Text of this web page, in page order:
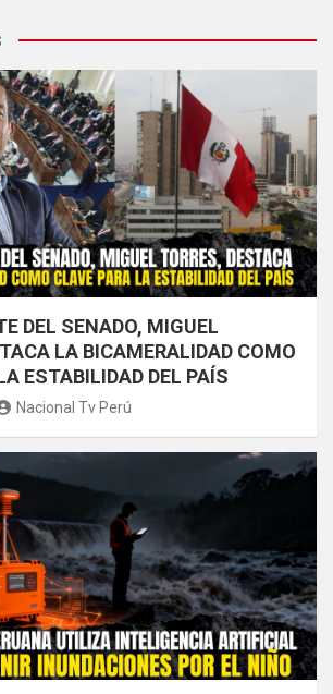
DEL SENADO, MIGUEL
LA BICAMERALIDAD COMO
ESTABILIDAD DEL PAÍS
Nacional Tv Perú